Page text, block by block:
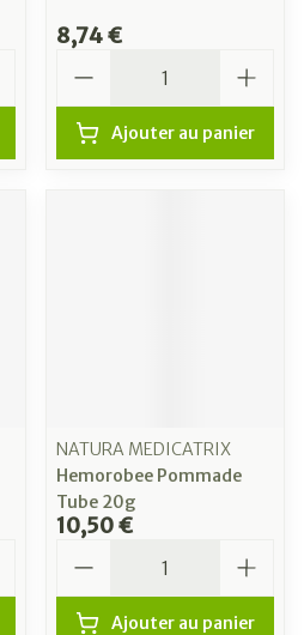
8,74 €
Ajouter au panier
NATURA MEDICATRIX
Hemorobee Pommade
Tube 20g
10,50 €
Ajouter au panier